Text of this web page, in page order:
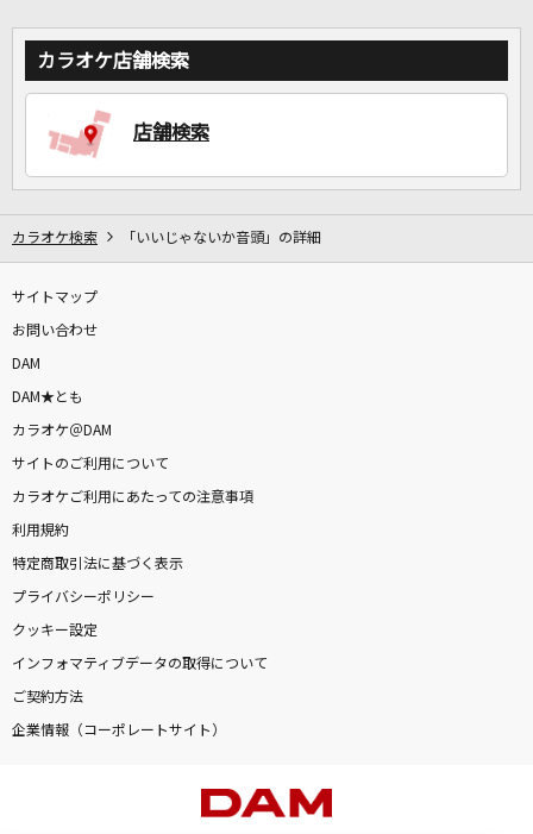
カラオケ店舗検索
店舗検索
カラオケ検索 「いいじゃないか音頭」の詳細
サイトマップ
お問い合わせ
DAM
DAM★とも
カラオケ＠DAM
サイトのご利用について
カラオケご利用にあたっての注意事項
利用規約
特定商取引法に基づく表示
プライバシーポリシー
クッキー設定
インフォマティブデータの取得について
ご契約方法
企業情報（コーポレートサイト）